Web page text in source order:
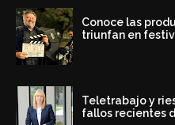
Conoce las
triunfan en
Teletrabajo y
fallos recientes